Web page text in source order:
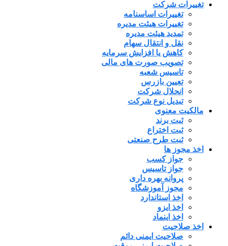
تغییرات شرکت
تغییرات اساسنامه
تغییرات هیئت مدیره
تمدید هیئت مدیره
نقل و انتقال سهام
کاهش یا افزایش سرمایه
تصویب صورت های مالی
تاسیس شعبه
تعیین بازرس
انحلال شرکت
تبدیل نوع شرکت
مالکیت معنوی
ثبت برند
ثبت اختراع
ثبت طرح صنعتی
اخذ مجوز ها
جواز کسب
جواز تاسیس
پروانه بهره داری
مجوز آموزشگاه
اخذ استاندارد
اخذ ایزو
اخذ اینماد
اخذ صلاحیت
صلاحیت ایمنی دائم